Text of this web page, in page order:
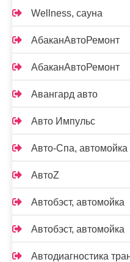
Wellness, сауна
АбаканАвтоРемонт
АбаканАвтоРемонт
Авангард авто
Авто Импульс
Авто-Спа, автомойка
АвтоZ
Автобэст, автомойка
Автобэст, автомойка
Автодиагностика